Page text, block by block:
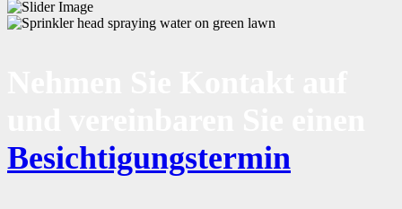
Besichtigungstermin